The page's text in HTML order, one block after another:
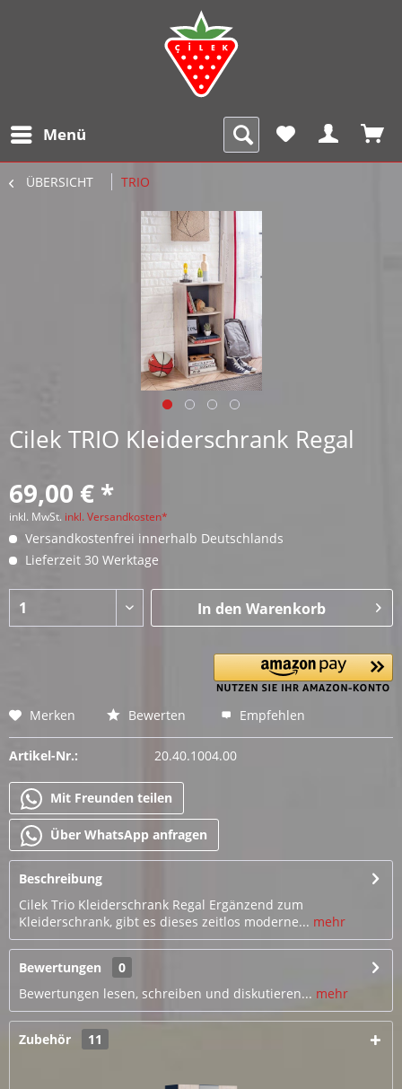
Menü
ÜBERSICHT TRIO
Cilek TRIO Kleiderschrank Regal
69,00 € *
inkl. MwSt. inkl. Versandkosten*
Versandkostenfrei innerhalb Deutschlands
Lieferzeit 30 Werktage
In den Warenkorb
Merken Bewerten Empfehlen
Artikel-Nr.: 20.40.1004.00
Mit Freunden teilen
Über WhatsApp anfragen
Beschreibung
Cilek Trio Kleiderschrank Regal Ergänzend zum
Kleiderschrank, gibt es dieses zeitlos moderne... mehr
Bewertungen
0
Bewertungen lesen, schreiben und diskutieren... mehr
Zubehör 11